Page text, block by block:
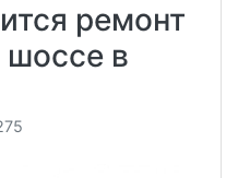
ремонт
шоссе в